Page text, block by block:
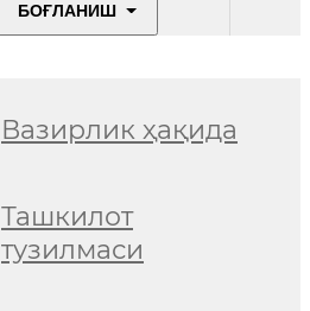
БОҒЛАНИШ
Вазирлик ҳақида
Ташкилот
тузилмаси